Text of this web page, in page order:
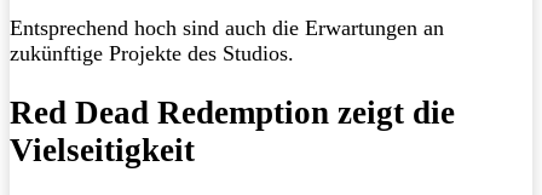
Entsprechend hoch sind auch die Erwartungen an
zukünftige Projekte des Studios.
Red Dead Redemption zeigt die
Vielseitigkeit